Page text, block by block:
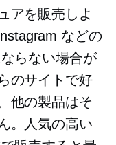
アを販売しよ
などの
らない場合が
のサイトで好
他の製品はそ
。人気の高い